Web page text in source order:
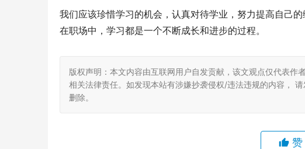
我们应该珍惜学习的机会，认真对待学业，努力提高自己
在职场中，学习都是一个不断成长和进步的过程。
版权声明：本文内容由互联网用户自发贡献，该文观点仅代表作
相关法律责任。如发现本站有涉嫌抄袭侵权/违法违规的内容，
删除。
赞